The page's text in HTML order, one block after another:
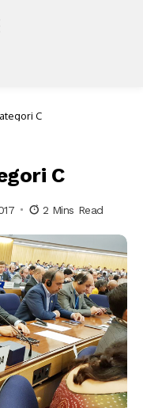
C
C
2 Mins Read